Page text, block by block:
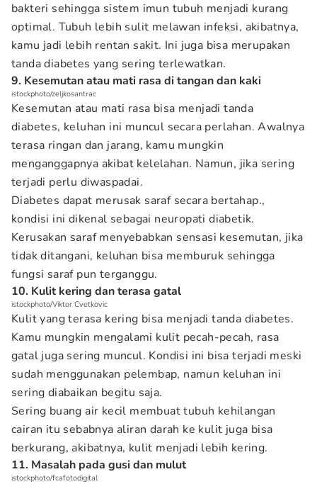
bakteri sehingga sistem imun tubuh menjadi kurang
optimal. Tubuh lebih sulit melawan infeksi, akibatnya,
kamu jadi lebih rentan sakit. Ini juga bisa merupakan
tanda diabetes yang sering terlewatkan.
9. Kesemutan atau mati rasa di tangan dan kaki
istockphoto/zeljkosantrac
Kesemutan atau mati rasa bisa menjadi tanda
diabetes, keluhan ini muncul secara perlahan. Awalnya
terasa ringan dan jarang, kamu mungkin
menganggapnya akibat kelelahan. Namun, jika sering
terjadi perlu diwaspadai.
Diabetes dapat merusak saraf secara bertahap.,
kondisi ini dikenal sebagai neuropati diabetik.
Kerusakan saraf menyebabkan sensasi kesemutan, jika
tidak ditangani, keluhan bisa memburuk sehingga
fungsi saraf pun terganggu.
10. Kulit kering dan terasa gatal
istockphoto/Viktor Cvetkovic
Kulit yang terasa kering bisa menjadi tanda diabetes.
Kamu mungkin mengalami kulit pecah-pecah, rasa
gatal juga sering muncul. Kondisi ini bisa terjadi meski
sudah menggunakan pelembap, namun keluhan ini
sering diabaikan begitu saja.
Sering buang air kecil membuat tubuh kehilangan
cairan itu sebabnya aliran darah ke kulit juga bisa
berkurang, akibatnya, kulit menjadi lebih kering.
11. Masalah pada gusi dan mulut
istockphoto/fcafotodigital